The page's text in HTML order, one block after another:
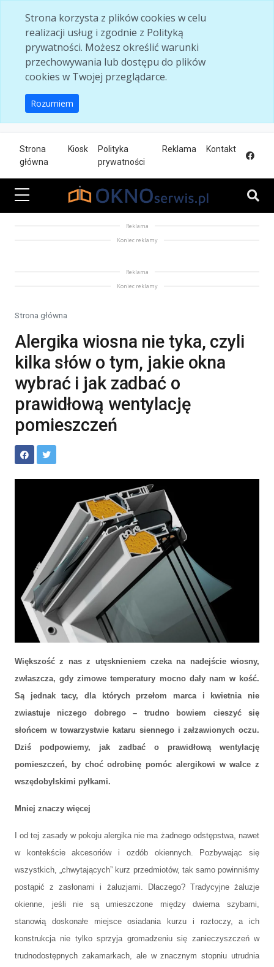
Strona korzysta z plików cookies w celu
realizacji usług i zgodnie z Polityką
prywatności. Możesz określić warunki
przechowywania lub dostępu do plików
cookies w Twojej przeglądarce.
Rozumiem
Strona
główna
Kiosk
Polityka
prywatności
Reklama Kontakt
Reklama
Koniec reklamy
Reklama
Koniec reklamy
Strona główna
Alergika wiosna nie tyka, czyli
kilka słów o tym, jakie okna
wybrać i jak zadbać o
prawidłową wentylację
pomieszczeń
Alergika wiosna nie tyka, czyli kilka słów o tym, jakie okna wybrać i
jak zadbać o prawidłową wentylację pomieszczeń
Większość z nas z utęsknieniem czeka na nadejście wiosny,
zwłaszcza, gdy zimowe temperatury mocno dały nam w kość.
Są jednak tacy, dla których przełom marca i kwietnia nie
zwiastuje niczego dobrego – trudno bowiem cieszyć się
słońcem w towarzystwie kataru siennego i załzawionych oczu.
Dziś podpowiemy, jak zadbać o prawidłową wentylację
pomieszczeń, by choć odrobinę pomóc alergikowi w walce z
wszędobylskimi pyłkami.
Mniej znaczy więcej
I od tej zasady w pokoju alergika nie ma żadnego odstępstwa, nawet
w kontekście akcesoriów i ozdób okiennych. Pozbywając się
wszystkich, „chwytających” kurz przedmiotów, tak samo powinniśmy
postąpić z zasłonami i żaluzjami. Dlaczego? Tradycyjne żaluzje
okienne, jeśli nie są umieszczone między dwiema szybami,
stanowią doskonałe miejsce osiadania kurzu i roztoczy, a ich
konstrukcja nie tylko sprzyja gromadzeniu się zanieczyszczeń w
trudnodostępnych zakamarkach, ale w znacznym stopniu utrudnia